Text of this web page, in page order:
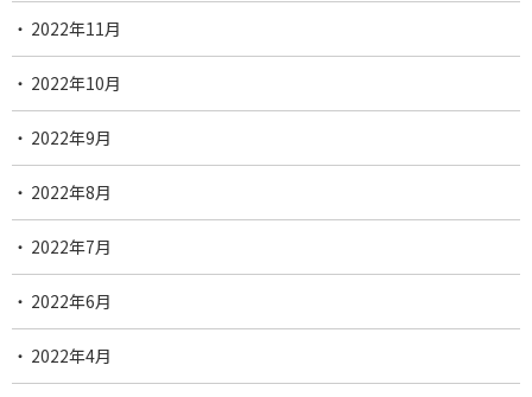
2022年11月
2022年10月
2022年9月
2022年8月
2022年7月
2022年6月
2022年4月